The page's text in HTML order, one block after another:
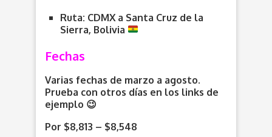
Ruta: CDMX a Santa Cruz de la
Sierra, Bolivia
Fechas
Varias fechas de marzo a agosto.
Prueba con otros días en los links de
ejemplo 😉
Por $8,813 – $8,548